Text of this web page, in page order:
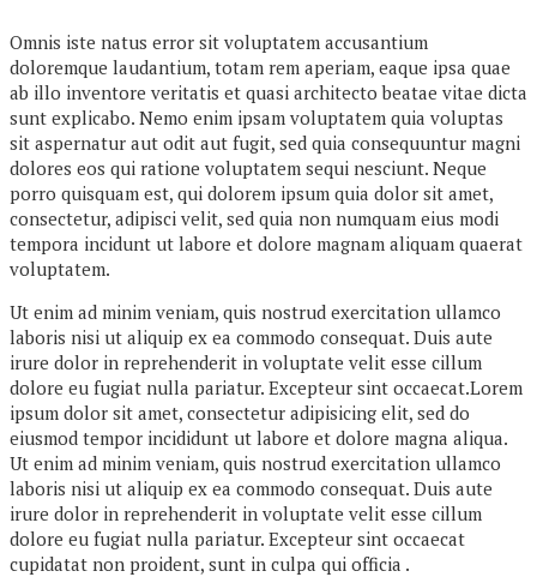
Omnis iste natus error sit voluptatem accusantium
doloremque laudantium, totam rem aperiam, eaque ipsa quae
ab illo inventore veritatis et quasi architecto beatae vitae dicta
sunt explicabo. Nemo enim ipsam voluptatem quia voluptas
sit aspernatur aut odit aut fugit, sed quia consequuntur magni
dolores eos qui ratione voluptatem sequi nesciunt. Neque
porro quisquam est, qui dolorem ipsum quia dolor sit amet,
consectetur, adipisci velit, sed quia non numquam eius modi
tempora incidunt ut labore et dolore magnam aliquam quaerat
voluptatem.
Ut enim ad minim veniam, quis nostrud exercitation ullamco
laboris nisi ut aliquip ex ea commodo consequat. Duis aute
irure dolor in reprehenderit in voluptate velit esse cillum
dolore eu fugiat nulla pariatur. Excepteur sint occaecat.Lorem
ipsum dolor sit amet, consectetur adipisicing elit, sed do
eiusmod tempor incididunt ut labore et dolore magna aliqua.
Ut enim ad minim veniam, quis nostrud exercitation ullamco
laboris nisi ut aliquip ex ea commodo consequat. Duis aute
irure dolor in reprehenderit in voluptate velit esse cillum
dolore eu fugiat nulla pariatur. Excepteur sint occaecat
cupidatat non proident, sunt in culpa qui officia .